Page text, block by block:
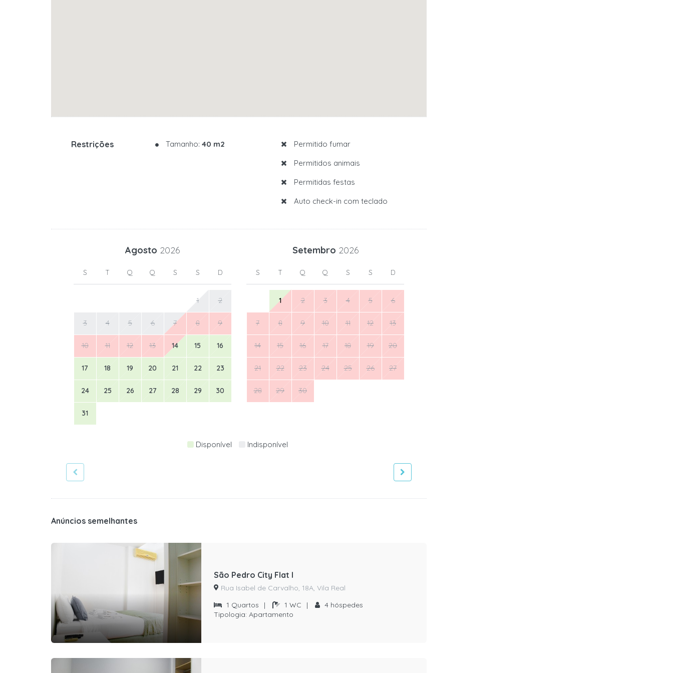
Restrições Tamanho: 40 m2
Permitido fumar
Permitidos animais
Permitidas festas
Auto check-in com teclado
Agosto 2026
S T Q Q S S D
1 2
3 4 5 6 7 8 9
10 11 12 13 14 15 16
17 18 19 20 21 22 23
24 25 26 27 28 29 30
31
Setembro 2026
S T Q Q S S D
1 2 3 4 5 6
7 8 9 10 11 12 13
14 15 16 17 18 19 20
21 22 23 24 25 26 27
28 29 30
Disponível Indisponível
Anúncios semelhantes
São Pedro City Flat I
Rua Isabel de Carvalho, 18A, Vila Real
1 Quartos | 1 WC | 4 hóspedes
Tipologia: Apartamento